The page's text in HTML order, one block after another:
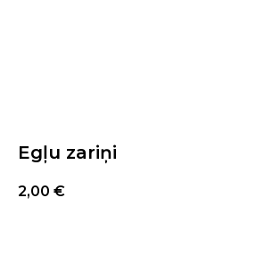
Egļu zariņi
2,00 €